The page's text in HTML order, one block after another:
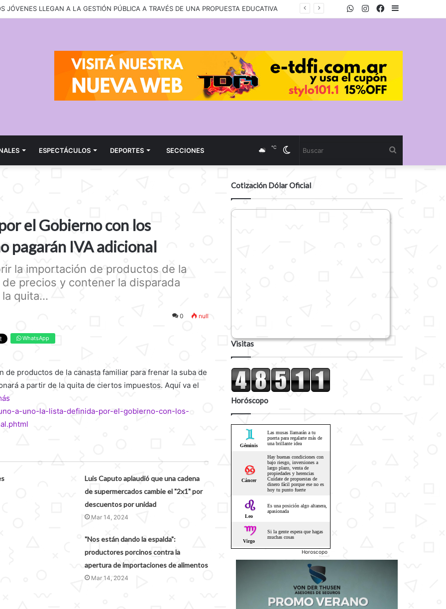
JÓVENES LLEGAN A LA GESTIÓN PÚBLICA A TRAVÉS DE UNA PROPUESTA EDUCATIVA Facebook
Twitter
Instagram
WhatsApp
ESPECTÁCULOS DEPORTES SECCIONES Cambiar
modo
℃
el Gobierno con los
pagarán IVA adicional
la importación de productos de la
precios y contener la disparada
quita...
0 null
WhatsApp
productos de la canasta familiar para frenar la suba de
a partir de la quita de ciertos impuestos. Aquí va el
a-uno-la-lista-definida-por-el-gobierno-con-los-
Luis Caputo aplaudió que una cadena
de supermercados cambie el "2x1" por
descuentos por unidad
Mar 14, 2024
"Nos están dando la espalda":
productores porcinos contra la
apertura de importaciones de alimentos
Mar 14, 2024
Cotización Dólar Oficial
Visitas
Horóscopo
Horoscopo